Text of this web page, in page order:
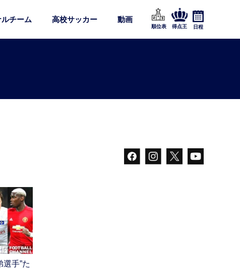
チーム 高校サッカー 動画
順位表 得点王 日程
選手”た